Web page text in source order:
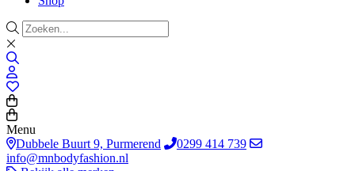
Menu
Dubbele Buurt 9, Purmerend
0299 414 739
info@mnbodyfashion.nl